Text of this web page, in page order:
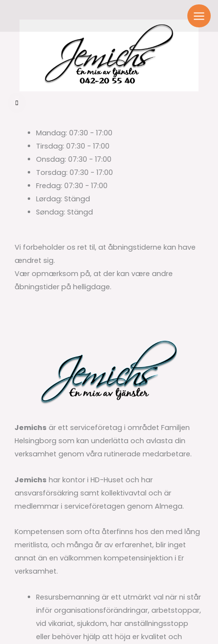
Mandag: 07:30 - 17:00
Tirsdag: 07:30 - 17:00
Onsdag: 07:30 - 17:00
Torsdag: 07:30 - 17:00
Fredag: 07:30 - 17:00
Lørdag: Stängd
Søndag: Stängd
Vi forbeholder os ret til, at åbningstiderne kan have
ændret sig.
Vær opmærksom på, at der kan være andre
åbningstider på helligdage.
Jemichs är ett serviceföretag i området Familjen
Helsingborg som kan underlätta och avlasta din
verksamhet genom våra rutinerade medarbetare.
Jemichs har kontor i HD-Huset och har
ansvarsförsäkring samt kollektivavtal och är
medlemmar i serviceföretagen genom Almega.
Kompetensen som ofta återfinns hos den med lång
meritlista, och många år av erfarenhet, blir inget
annat än en välkommen kompetensinjektion i Er
verksamhet.
Resursbemanning är ett utmärkt val när ni står
inför organisationsförändringar, arbetstoppar,
vid vikariat, sjukdom, har anställningsstopp
eller behöver hjälp att höja er kvalitet och